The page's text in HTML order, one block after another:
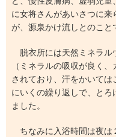
に女将さんがあいさつに
が、源泉かけ流しとのこと
脱衣所には天然ミネラル
（ミネラルの吸収が良く
されており、汗をかいては
にいくの繰り返しで、と
ました。
ちなみに入浴時間は夜は